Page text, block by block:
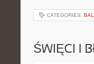
CATEGORIES:
ŚWIĘCI I